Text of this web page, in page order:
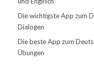
Die wichtigste App zum
Dialogen
Die beste App zum
Übungen